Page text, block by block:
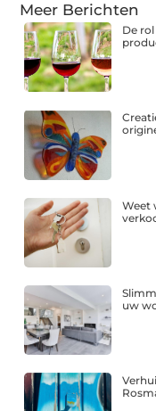
Meer Berichten
De
Weet
uw